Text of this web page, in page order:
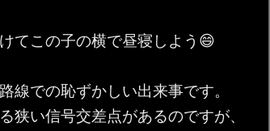
てこの子の横で昼寝しよう😄
線での恥ずかしい出来事です。
狭い信号交差点があるのですが、